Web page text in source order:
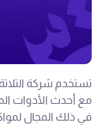
تستخدم شركة
مع أحدث الأدوات
في ذلك المجال